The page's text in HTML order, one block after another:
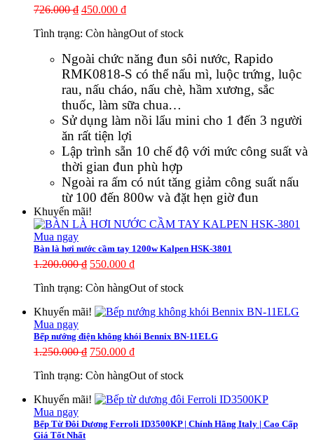
726.000₫ 450.000 ₫
Tình trạng: Còn hàngOut of stock
Ngoài chức năng đun sôi nước, Rapido
RMK0818-S có thể nấu mì, luộc trứng, luộc
rau, nấu cháo, nấu chè, hầm xương, sắc
thuốc, làm sữa chua…
Sử dụng làm nồi lẩu mini cho 1 đến 3 người
ăn rất tiện lợi
Lập trình sẵn 10 chế độ với mức công suất và
thời gian đun phù hợp
Ngoài ra ấm có nút tăng giảm công suất nấu
từ 100 đến 800w và đặt hẹn giờ đun
Khuyến mãi!
Mua ngay
Bàn là hơi nước cầm tay 1200w Kalpen HSK-3801
1.200.000₫ 550.000 ₫
Tình trạng: Còn hàngOut of stock
Khuyến mãi!
Mua ngay
Bếp nướng điện không khói Bennix BN-11ELG
1.250.000₫ 750.000 ₫
Tình trạng: Còn hàngOut of stock
Khuyến mãi!
Mua ngay
Bếp Từ Đôi Dương Ferroli ID3500KP | Chính Hãng Italy | Cao Cấp
Giá Tốt Nhất